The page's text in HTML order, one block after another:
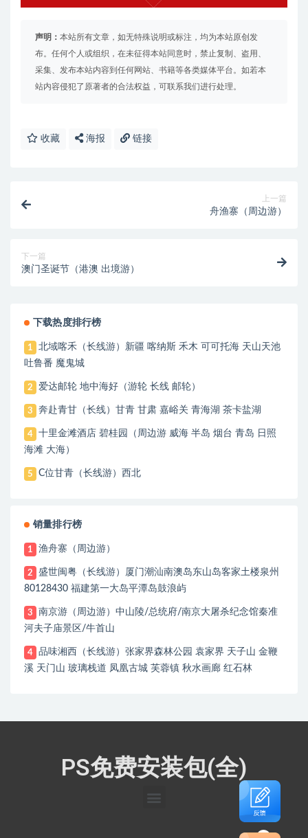
声明： 本站所有文章，如无特殊说明或标注，均为本站原创发
布。任何个人或组织，在未征得本站同意时，禁止复制、盗用、
采集、发布本站内容到任何网站、书籍等各类媒体平台。如若本
站内容侵犯了原著者的合法权益，可联系我们进行处理。
收藏 海报 链接
上一篇
舟渔寨（周边游）
下一篇
澳门圣诞节（港澳 出境游）
下载热度排行榜
1
北域喀禾（长线游）新疆 喀纳斯 禾木 可可托海 天山天池
吐鲁番 魔鬼城
2 爱达邮轮 地中海好（游轮 长线 邮轮）
3 奔赴青甘（长线）甘青 甘肃 嘉峪关 青海湖 茶卡盐湖
4
十里金滩酒店 碧桂园（周边游 威海 半岛 烟台 青岛 日照
海滩 大海）
5 C位甘青（长线游）西北
销量排行榜
1 渔舟寨（周边游）
2
盛世闽粤（长线游）厦门潮汕南澳岛东山岛客家土楼泉州
80128430 福建第一大岛平潭岛鼓浪屿
3
南京游（周边游）中山陵/总统府/南京大屠杀纪念馆秦准
河夫子庙景区/牛首山
4
品味湘西（长线游）张家界森林公园 袁家界 天子山 金鞭
溪 天门山 玻璃栈道 凤凰古城 芙蓉镇 秋水画廊 红石林
PS免费安装包(全)